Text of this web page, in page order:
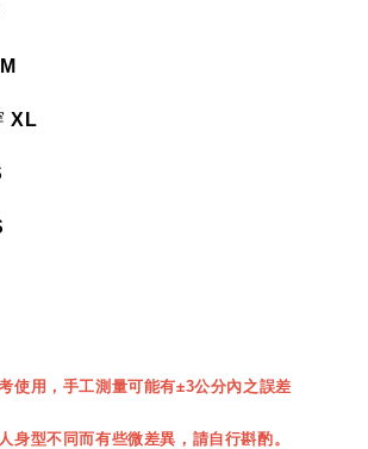
M
XL
使用，手工測量可能有±3公分內之誤差
身型不同而有些微差異，請自行斟酌。